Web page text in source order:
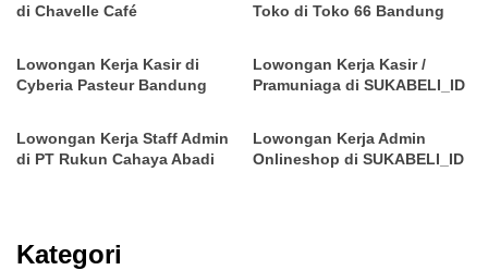
di Chavelle Café
Toko di Toko 66 Bandung
Lowongan Kerja Kasir di
Cyberia Pasteur Bandung
Lowongan Kerja Kasir /
Pramuniaga di SUKABELI_ID
Lowongan Kerja Staff Admin
di PT Rukun Cahaya Abadi
Lowongan Kerja Admin
Onlineshop di SUKABELI_ID
Kategori